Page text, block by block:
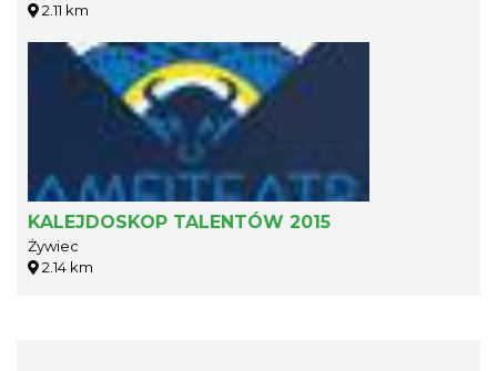
2.11 km
KALEJDOSKOP TALENTÓW 2015
Żywiec
2.14 km